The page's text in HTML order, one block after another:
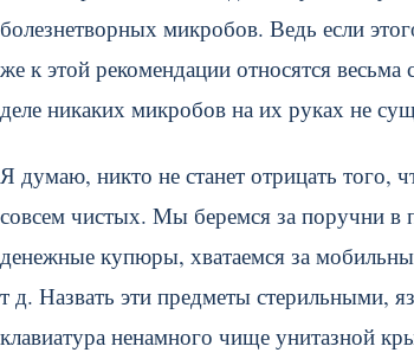
болезнетворных микробов. Ведь если
же к этой рекомендации относятся
деле никаких микробов на их руках не
Я думаю, никто не станет отрицать того,
совсем чистых. Мы беремся за поручни в
денежные купюры, хватаемся за
т д. Назвать эти предметы стерильными,
клавиатура ненамного чище унитазной